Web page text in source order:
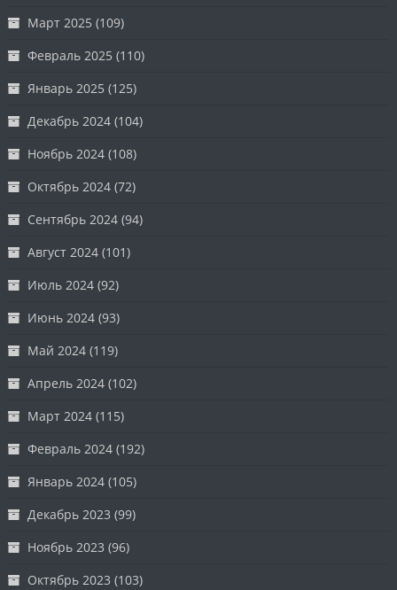
Март 2025 (109)
Февраль 2025 (110)
Январь 2025 (125)
Декабрь 2024 (104)
Ноябрь 2024 (108)
Октябрь 2024 (72)
Сентябрь 2024 (94)
Август 2024 (101)
Июль 2024 (92)
Июнь 2024 (93)
Май 2024 (119)
Апрель 2024 (102)
Март 2024 (115)
Февраль 2024 (192)
Январь 2024 (105)
Декабрь 2023 (99)
Ноябрь 2023 (96)
Октябрь 2023 (103)